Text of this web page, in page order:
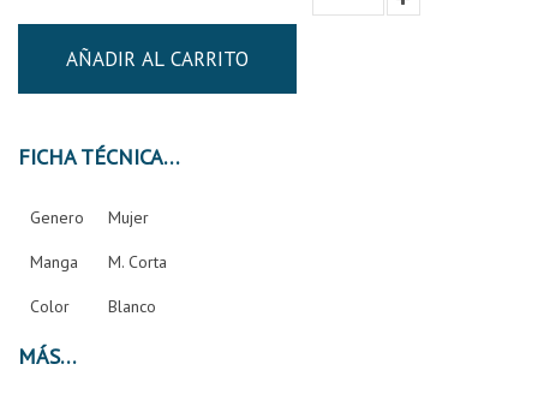
AÑADIR AL CARRITO
FICHA TÉCNICA
Genero Mujer
Manga M. Corta
Color Blanco
MÁS